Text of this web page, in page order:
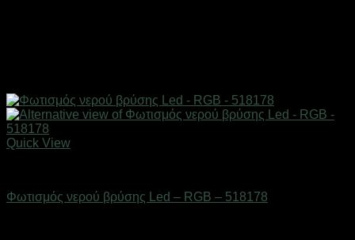
Quick View
Φωτισμός νερού βρύσης Led – RGB – 518178